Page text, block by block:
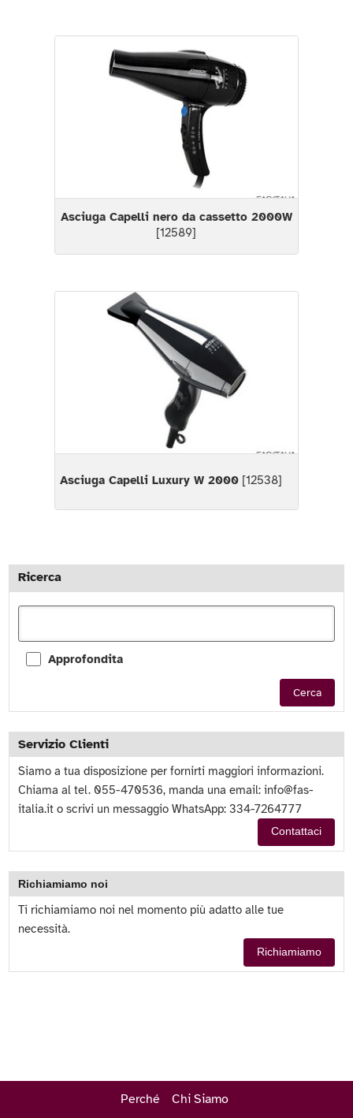
Asciuga Capelli nero da cassetto 2000W
[12589]
Asciuga Capelli Luxury W 2000 [12538]
Ricerca
Approfondita
Cerca
Servizio Clienti
Siamo a tua disposizione per fornirti maggiori informazioni.
Chiama al tel. 055-470536, manda una email:info@fas-
italia.it o scrivi un messaggio WhatsApp: 334-7264777
Contattaci
Richiamiamo noi
Ti richiamiamo noi nel momento più adatto alle tue
necessità.
Richiamiamo
Perché Chi Siamo